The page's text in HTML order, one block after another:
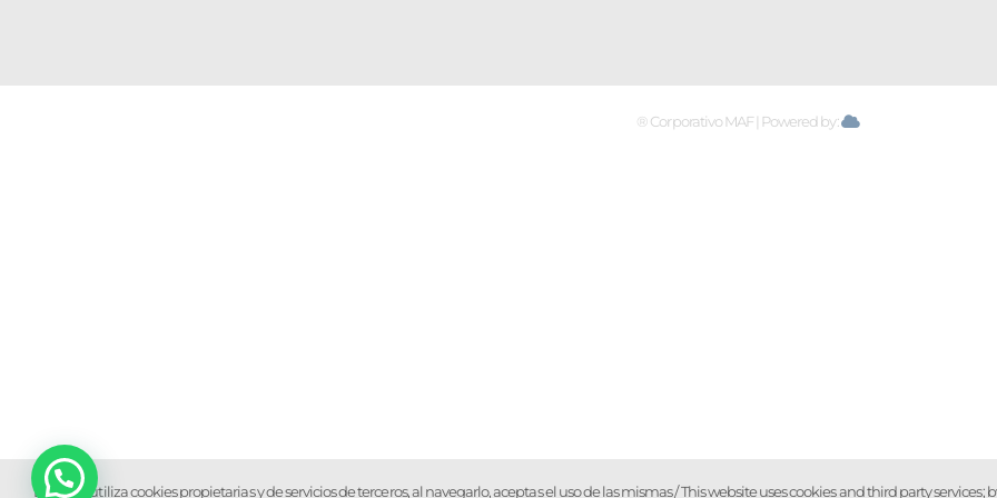
® Corporativo MAF | Powered by:
Éste sitio utiliza cookies propietarias y de servicios de terceros, al navegarlo, aceptas el uso de las mismas / This website uses cookies and third party